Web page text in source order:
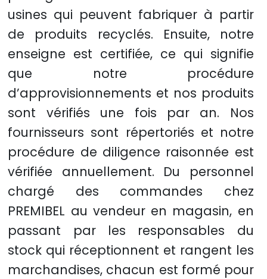
usines qui peuvent fabriquer à partir
de produits recyclés. Ensuite, notre
enseigne est certifiée, ce qui signifie
que notre procédure
d’approvisionnements et nos produits
sont vérifiés une fois par an. Nos
fournisseurs sont répertoriés et notre
procédure de diligence raisonnée est
vérifiée annuellement. Du personnel
chargé des commandes chez
PREMIBEL au vendeur en magasin, en
passant par les responsables du
stock qui réceptionnent et rangent les
marchandises, chacun est formé pour